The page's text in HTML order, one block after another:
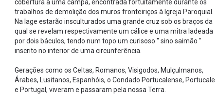
cobertura a uma campa, encontrada fortuitamente durante os
trabalhos de demolição dos muros fronteiriços à Igreja Paroquial.
Na lage estarão insculturados uma grande cruz sob os braços da
qual se revelam respectivamente um cálice e uma mitra ladeada
por dois báculos, tendo num topo um curisoso " sino saimão "
inscrito no interior de uma circunferência.
Gerações como os Celtas, Romanos, Visigodos, Mulçulmanos,
Árabes, Lusitanos, Espanhóis, o Condado Portucalense, Portucale
e Portugal, viveram e passaram pela nossa Terra.